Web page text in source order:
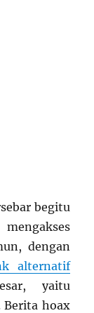
begitu
dengan
alternatif
yaitu
Berita hoax